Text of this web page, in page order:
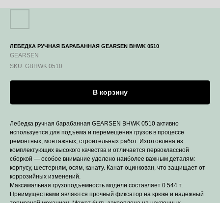
ЛЕБЕДКА РУЧНАЯ БАРАБАННАЯ GEARSEN BHWK 0510
GEARSEN
SKU: GBHWK 0510
В корзину
Лебедка ручная барабанная GEARSEN BHWK 0510 активно
используется для подъема и перемещения грузов в процессе
ремонтных, монтажных, строительных работ. Изготовлена из
комплектующих высокого качества и отличается первоклассной
сборкой — особое внимание уделено наиболее важным деталям:
корпусу, шестерням, осям, канату. Канат оцинкован, что защищает от
коррозийных изменений.
Максимальная грузоподъемность модели составляет 0.544 т.
Преимуществами являются прочный фиксатор на крюке и надежный